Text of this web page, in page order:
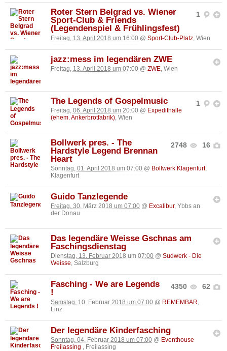
1
Roter Stern Belgrad vs. Wiener
Sport-Club & Friends
(Legendenspiel & Frühlingsfest)
Freitag, 13. April 2018 um 16:00 @ Sport-Club-Platz , Wien
jazz:mess im legendären ZWE
Freitag, 13. April 2018 um 07:00 @ ZWE, Wien
1
The Legends of Gospelmusic
Freitag, 06. April 2018 um 20:00 @ Expedithalle
(ehem. Ankerbrotfabrik), Wien
2748 16
Bollwerk pres. - The
Hardstyle Legend Brennan
Heart
Sonntag, 01. April 2018 um 07:00 @ Bollwerk Klagenfurt,
Klagenfurt
Guido Tanzlegende
Freitag, 30. März 2018 um 07:00 @ Excalibur, Ybbs an
der Donau
Das legendäre Weisse Gschnas am
Faschingsdienstag
Dienstag, 13. Februar 2018 um 07:00 @ Sudwerk - Die
Weisse, Salzburg
4350 62
Fasching - We are Legends
!
Samstag, 10. Februar 2018 um 07:00 @ REMEMBAR
Linz
Der legendäre Kinderfasching
Sonntag, 04. Februar 2018 um 07:00 @ Eventhouse
Freilassing , Freilassing